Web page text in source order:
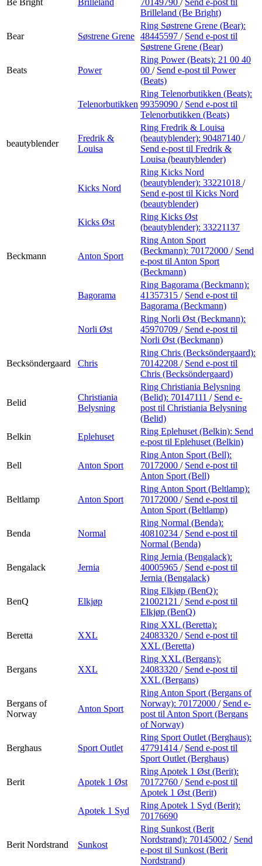
Brilleland (Be Bright)
Bear Søstrene Grene
Ring Søstrene Grene (Bear):
48445597 / Send e-post til
Søstrene Grene (Bear)
Beats Power
Ring Power (Beats): 21 00 40
00 / Send e-post til Power
(Beats)
Telenorbutikken
Ring Telenorbutikken (Beats):
99359090 / Send e-post til
Telenorbutikken (Beats)
beautyblender
Fredrik &
Louisa
Ring Fredrik & Louisa
(beautyblender): 90487140 /
Send e-post til Fredrik &
Louisa (beautyblender)
Kicks Nord
Ring Kicks Nord
(beautyblender): 33221018 /
Send e-post til Kicks Nord
(beautyblender)
Kicks Øst
Ring Kicks Øst
(beautyblender): 33221137
Beckmann Anton Sport
Ring Anton Sport
(Beckmann): 70172000 / Send
e-post til Anton Sport
(Beckmann)
Bagorama
Ring Bagorama (Beckmann):
41357315 / Send e-post til
Bagorama (Beckmann)
Norli Øst
Ring Norli Øst (Beckmann):
45970709 / Send e-post til
Norli Øst (Beckmann)
Becksöndergaard Chris
Ring Chris (Becksöndergaard):
70142208 / Send e-post til
Chris (Becksöndergaard)
Belid
Christiania
Belysning
Ring Christiania Belysning
(Belid): 70147111 / Send e-
post til Christiania Belysning
(Belid)
Belkin
Eplehuset
Ring Eplehuset (Belkin): Send
e-post til Eplehuset (Belkin)
Bell Anton Sport
Ring Anton Sport (Bell):
70172000 / Send e-post til
Anton Sport (Bell)
Beltlamp Anton Sport
Ring Anton Sport (Beltlamp):
70172000 / Send e-post til
Anton Sport (Beltlamp)
Benda Normal
Ring Normal (Benda):
40810234 / Send e-post til
Normal (Benda)
Bengalack Jernia
Ring Jernia (Bengalack):
40005965 / Send e-post til
Jernia (Bengalack)
BenQ Elkjøp
Ring Elkjøp (BenQ):
21002121 / Send e-post til
Elkjøp (BenQ)
Beretta XXL
Ring XXL (Beretta):
24083320 / Send e-post til
XXL (Beretta)
Bergans XXL
Ring XXL (Bergans):
24083320 / Send e-post til
XXL (Bergans)
Bergans of
Norway
Anton Sport
Ring Anton Sport (Bergans of
Norway): 70172000 / Send e-
post til Anton Sport (Bergans
of Norway)
Berghaus Sport Outlet
Ring Sport Outlet (Berghaus):
47791414 / Send e-post til
Sport Outlet (Berghaus)
Berit Apotek 1 Øst
Ring Apotek 1 Øst (Berit):
70172760 / Send e-post til
Apotek 1 Øst (Berit)
Apotek 1 Syd
Ring Apotek 1 Syd (Berit):
70176690
Berit Nordstrand Sunkost
Ring Sunkost (Berit
Nordstrand): 70145002 / Send
e-post til Sunkost (Berit
Nordstrand)